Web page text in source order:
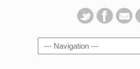
Navigation